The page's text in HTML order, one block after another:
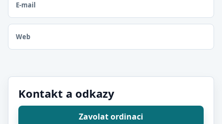
E-mail
Web
Kontakt a odkazy
Zavolat ordinaci